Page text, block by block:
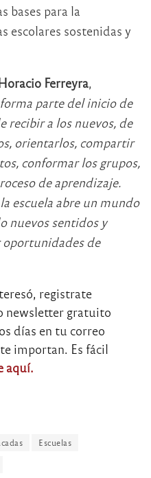
bases para la
escolares sostenidas y
Ferreyra,
parte del inicio de
recibir a los nuevos, de
orientarlos, compartir
conformar los grupos,
de aprendizaje.
escuela abre un mundo
nuevos sentidos y
de
registrate
newsletter gratuito
días en tu correo
importan. Es fácil
aquí.
Escuelas